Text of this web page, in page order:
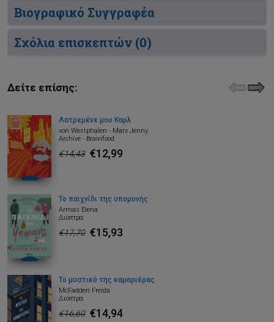
Βιογραφικό Συγγραφέα
Σχόλια επισκεπτών (0)
Δείτε επίσης:
Λατρεμένε μου Καρλ
von Westphalen - Marx Jenny
Archive - Brainfood
€14,43 €12,99
Το παιχνίδι της υπομονής
Armas Elena
Διόπτρα
€17,70 €15,93
Το μυστικό της καμαριέρας
McFadden Freida
Διόπτρα
€16,60 €14,94